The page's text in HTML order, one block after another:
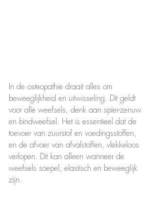
In de osteopathie draait alles om
beweeglijkheid en uitwisseling. Dit geldt
voor alle weefsels, denk aan spier-zenuw
en bindweefsel. Het is essentieel dat de
toevoer van zuurstof en voedingsstoffen,
en de afvoer van afvalstoffen, vlekkeloos
verlopen. Dit kan alleen wanneer de
weefsels soepel, elastisch en beweeglijk
zijn.